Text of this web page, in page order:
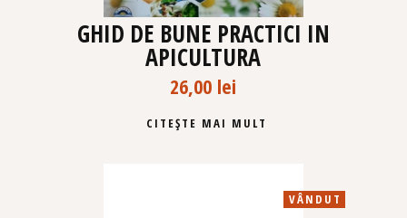
GHID DE BUNE PRACTICI IN
APICULTURA
26,00 lei
CITEȘTE MAI MULT
VÂNDUT